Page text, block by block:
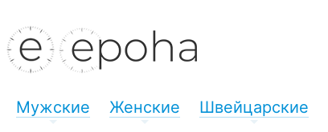
Мужские Женские Швейцарские